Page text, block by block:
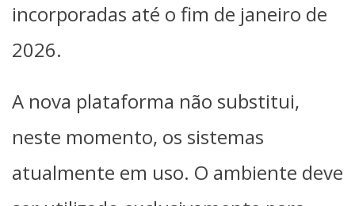
incorporadas até o fim de janeiro de
2026.
A nova plataforma não substitui,
neste momento, os sistemas
atualmente em uso. O ambiente deve